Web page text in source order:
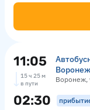
11:05
Воронеж,
15 ч 25 м
в пути
02:30